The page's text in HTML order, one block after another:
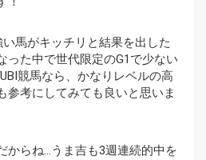
馬がキッチリと結果を出した
った中で世代限定のG1で少ない
競馬なら、かなりレベルの高
参考にしてみても良いと思いま
からね…うま吉も3週連続的中を